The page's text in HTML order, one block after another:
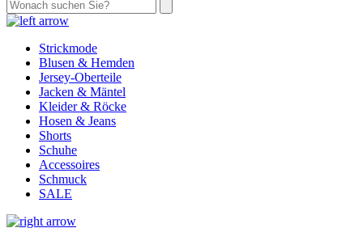
Strickmode
Blusen & Hemden
Jersey-Oberteile
Jacken & Mäntel
Kleider & Röcke
Hosen & Jeans
Shorts
Schuhe
Accessoires
Schmuck
SALE